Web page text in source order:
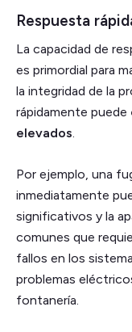
Respuesta
La capacidad de
es primordial para
la integridad de la
rápidamente puede
elevados
Por ejemplo, una
inmediatamente
significativos y la
comunes que
fallos en los
problemas
fontanería.